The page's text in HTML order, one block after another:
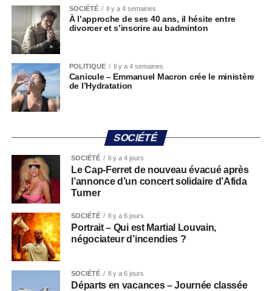
SOCIÉTÉ Il y a 4 semaines
À l’approche de ses 40 ans, il hésite entre
divorcer et s’inscrire au badminton
POLITIQUE Il y a 4 semaines
Canicule – Emmanuel Macron crée le ministère
de l’Hydratation
SOCIÉTÉ
SOCIÉTÉ Il y a 4 jours
Le Cap-Ferret de nouveau évacué après
l’annonce d’un concert solidaire d’Afida
Turner
SOCIÉTÉ Il y a 6 jours
Portrait – Qui est Martial Louvain,
négociateur d’incendies ?
SOCIÉTÉ Il y a 6 jours
Départs en vacances – Journée classée